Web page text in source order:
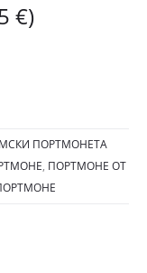
€)
ПОРТМОНЕТА
, ПОРТМОНЕ ОТ